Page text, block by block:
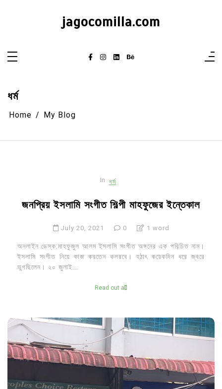
jagocomilla.com
ধর্ম
Home My Blog
In ধর্ম
জনপ্রিয় ইসলামি সংগীত শিল্পী মাহফুজের ইন্তেকাল
July 20, 2021 0 1 word
অনলাইন ডেস্ক:মাহফুজুল আলম ইসলামি সংগীত অঙ্গনের এক পরিচিত নাম।
ইসলামি সংগীত নিয়ে কাজ করতেন কলরবে। হঠাৎ কয়েকদিন ধরে জ্বরে
ভুগছিলেন। ২০ জুলাই...
Read out all